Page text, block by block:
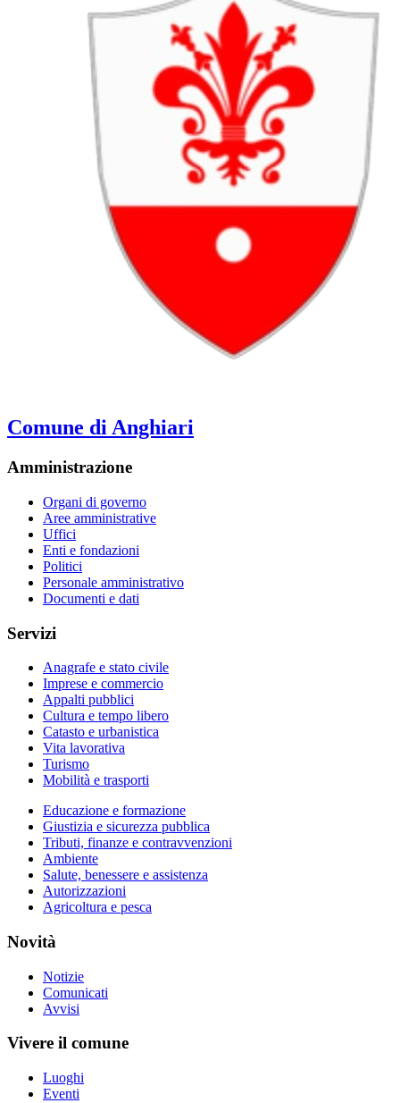
Comune di Anghiari
Amministrazione
Organi di governo
Aree amministrative
Uffici
Enti e fondazioni
Politici
Personale amministrativo
Documenti e dati
Servizi
Anagrafe e stato civile
Imprese e commercio
Appalti pubblici
Cultura e tempo libero
Catasto e urbanistica
Vita lavorativa
Turismo
Mobilità e trasporti
Educazione e formazione
Giustizia e sicurezza pubblica
Tributi, finanze e contravvenzioni
Ambiente
Salute, benessere e assistenza
Autorizzazioni
Agricoltura e pesca
Novità
Notizie
Comunicati
Avvisi
Vivere il comune
Luoghi
Eventi